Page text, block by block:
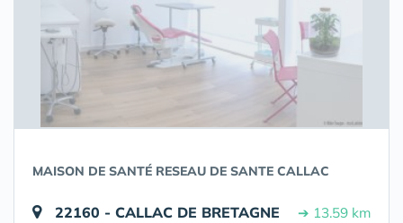
MAISON DE SANTÉ RESEAU DE SANTE CALLAC
22160 - CALLAC DE BRETAGNE ➔ 13.59 km